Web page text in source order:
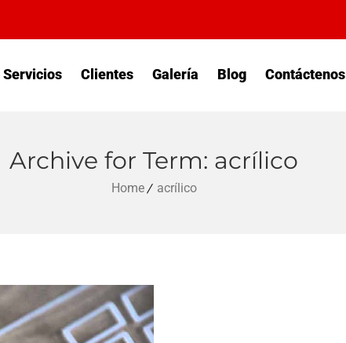
Servicios Clientes Galería Blog Contáctenos
Archive for Term: acrílico
Home acrílico